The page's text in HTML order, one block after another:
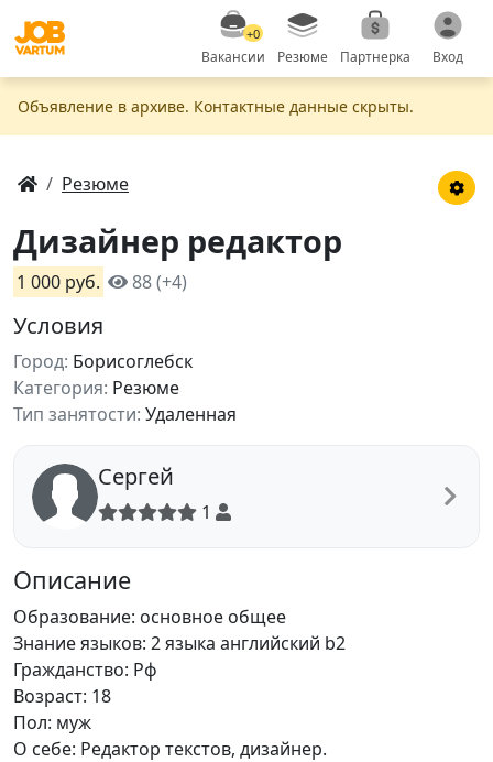
+0
Вакансии Резюме Партнерка Вход
Объявление в apxивe. Контактные данные скрыты.
Резюме
Дизайнер редактор
1 000 руб. 88 (+4)
Условия
Город: Борисоглебск
Категория: Резюме
Тип занятости: Удаленная
Сергей
1
Описание
Образование: основное общее
Знание языков: 2 языка английский b2
Гражданство: Рф
Возраст: 18
Пол: муж
О себе: Редактор текстов, дизайнер.